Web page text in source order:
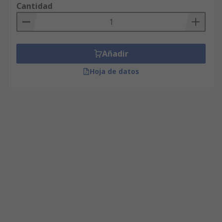
Cantidad
Añadir
Hoja de datos